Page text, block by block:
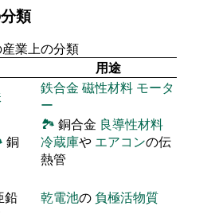
類
業上の分類
用途
鉄合金 磁性材料 モータ
ー
銅
🏞 銅合金 良導性材料
冷蔵庫や エアコンの伝
熱管
鉛 乾電池の 負極活物質